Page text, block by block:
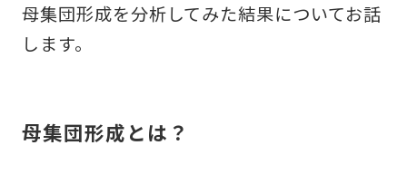
母集団形成を分析してみた結果についてお話
します。
母集団形成とは？